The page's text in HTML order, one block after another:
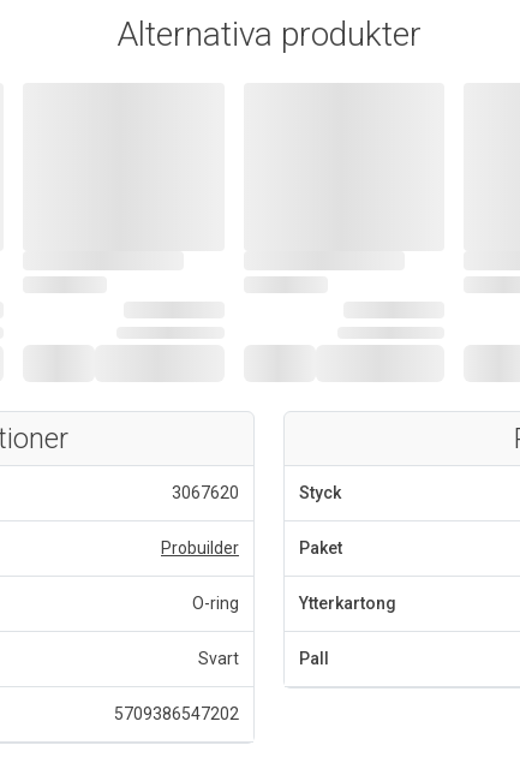
Alternativa produkter
3067620
Probuilder
O-ring
Svart
5709386547202
Styck
Paket
Ytterkartong
Pall